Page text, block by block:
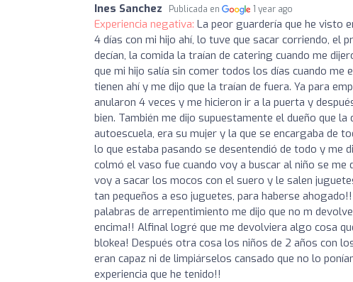
Ines Sanchez Publicada en 1 year ago
Experiencia negativa: La peor guardería que he visto
4 días con mi hijo ahí, lo tuve que sacar corriendo, el
decían, la comida la traían de catering cuando me
que mi hijo salía sin comer todos los días cuando
tienen ahí y me dijo que la traían de fuera. Ya para
anularon 4 veces y me hicieron ir a la puerta y
bien. También me dijo supuestamente el dueño que
autoescuela, era su mujer y la que se encargaba de
lo que estaba pasando se desentendió de todo y me
colmó el vaso fue cuando voy a buscar al niño se
voy a sacar los mocos con el suero y le salen
tan pequeños a eso juguetes, para haberse
palabras de arrepentimiento me dijo que no m
encima!! Alfinal logré que me devolviera algo cosa
blokea! Después otra cosa los niños de 2 años con
eran capaz ni de limpiárselos cansado que no lo
experiencia que he tenido!!